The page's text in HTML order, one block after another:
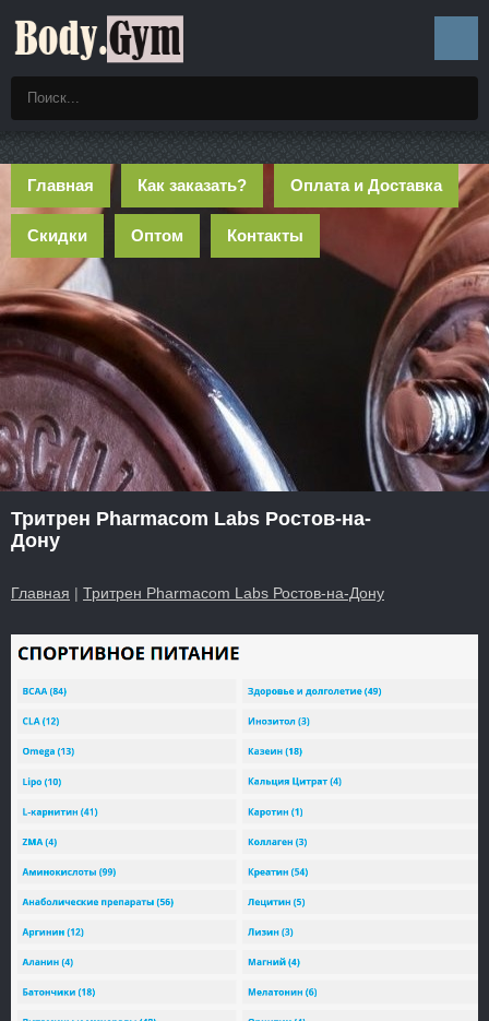
Главная Как заказать? Оплата и Доставка
Скидки Оптом Контакты
Тритрен Pharmacom Labs Ростов-на-
Дону
Главная | Тритрен Pharmacom Labs Ростов-на-Дону